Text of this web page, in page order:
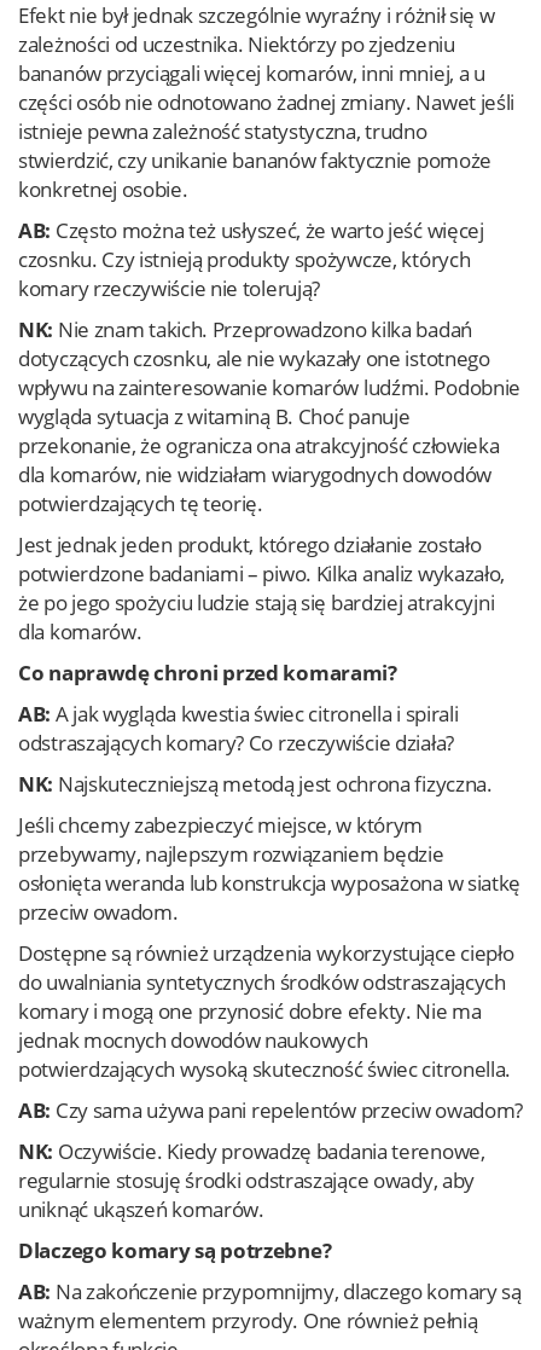
Efekt nie był jednak szczególnie wyraźny i różnił się w
zależności od uczestnika. Niektórzy po zjedzeniu
bananów przyciągali więcej komarów, inni mniej, a u
części osób nie odnotowano żadnej zmiany. Nawet jeśli
istnieje pewna zależność statystyczna, trudno
stwierdzić, czy unikanie bananów faktycznie pomoże
konkretnej osobie.
AB: Często można też usłyszeć, że warto jeść więcej
czosnku. Czy istnieją produkty spożywcze, których
komary rzeczywiście nie tolerują?
NK: Nie znam takich. Przeprowadzono kilka badań
dotyczących czosnku, ale nie wykazały one istotnego
wpływu na zainteresowanie komarów ludźmi. Podobnie
wygląda sytuacja z witaminą B. Choć panuje
przekonanie, że ogranicza ona atrakcyjność człowieka
dla komarów, nie widziałam wiarygodnych dowodów
potwierdzających tę teorię.
Jest jednak jeden produkt, którego działanie zostało
potwierdzone badaniami – piwo. Kilka analiz wykazało,
że po jego spożyciu ludzie stają się bardziej atrakcyjni
dla komarów.
Co naprawdę chroni przed komarami?
AB: A jak wygląda kwestia świec citronella i spirali
odstraszających komary? Co rzeczywiście działa?
NK: Najskuteczniejszą metodą jest ochrona fizyczna.
Jeśli chcemy zabezpieczyć miejsce, w którym
przebywamy, najlepszym rozwiązaniem będzie
osłonięta weranda lub konstrukcja wyposażona w siatkę
przeciw owadom.
Dostępne są również urządzenia wykorzystujące ciepło
do uwalniania syntetycznych środków odstraszających
komary i mogą one przynosić dobre efekty. Nie ma
jednak mocnych dowodów naukowych
potwierdzających wysoką skuteczność świec citronella.
AB: Czy sama używa pani repelentów przeciw owadom?
NK: Oczywiście. Kiedy prowadzę badania terenowe,
regularnie stosuję środki odstraszające owady, aby
uniknąć ukąszeń komarów.
Dlaczego komary są potrzebne?
AB: Na zakończenie przypomnijmy, dlaczego komary są
ważnym elementem przyrody. One również pełnią